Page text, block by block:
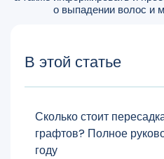
о выпадении волос и
В этой статье
Сколько стоит
графтов? Полное
году